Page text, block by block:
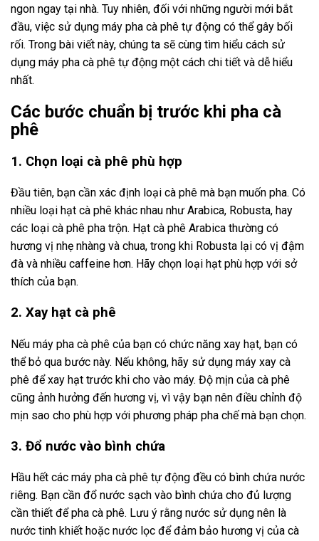
ngon ngay tại nhà. Tuy nhiên, đối với những người mới bắt
đầu, việc sử dụng máy pha cà phê tự động có thể gây bối
rối. Trong bài viết này, chúng ta sẽ cùng tìm hiểu cách sử
dụng máy pha cà phê tự động một cách chi tiết và dễ hiểu
nhất.
Các bước chuẩn bị trước khi pha cà
phê
1. Chọn loại cà phê phù hợp
Đầu tiên, bạn cần xác định loại cà phê mà bạn muốn pha. Có
nhiều loại hạt cà phê khác nhau như Arabica, Robusta, hay
các loại cà phê pha trộn. Hạt cà phê Arabica thường có
hương vị nhẹ nhàng và chua, trong khi Robusta lại có vị đậm
đà và nhiều caffeine hơn. Hãy chọn loại hạt phù hợp với sở
thích của bạn.
2. Xay hạt cà phê
Nếu máy pha cà phê của bạn có chức năng xay hạt, bạn có
thể bỏ qua bước này. Nếu không, hãy sử dụng máy xay cà
phê để xay hạt trước khi cho vào máy. Độ mịn của cà phê
cũng ảnh hưởng đến hương vị, vì vậy bạn nên điều chỉnh độ
mịn sao cho phù hợp với phương pháp pha chế mà bạn chọn.
3. Đổ nước vào bình chứa
Hầu hết các máy pha cà phê tự động đều có bình chứa nước
riêng. Bạn cần đổ nước sạch vào bình chứa cho đủ lượng
cần thiết để pha cà phê. Lưu ý rằng nước sử dụng nên là
nước tinh khiết hoặc nước lọc để đảm bảo hương vị của cà